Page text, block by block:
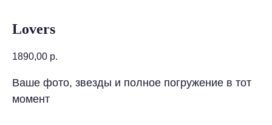
Lovers
1890,00 р.
Ваше фото, звезды и полное погружение в тот
момент